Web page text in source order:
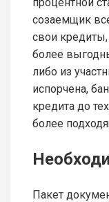
созаемщик
свои
более
либо из
испорчена,
кредита до
более
Пакет